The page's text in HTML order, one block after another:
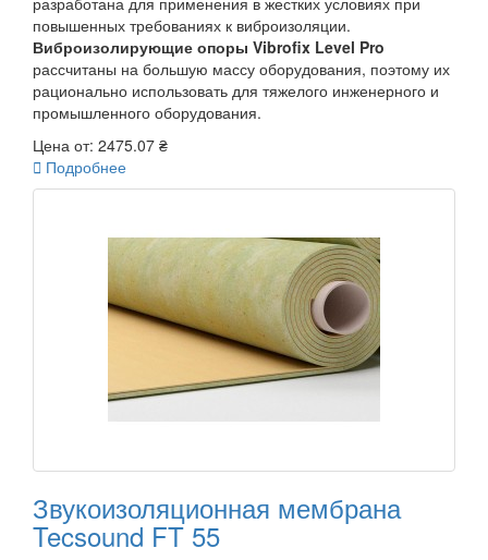
повышенных требованиях к виброизоляции.
Виброизолирующие опоры Vibrofix Level Pro
рассчитаны на большую массу оборудования, поэтому их
рационально использовать для тяжелого инженерного и
промышленного оборудования.
Цена от: 2475.07 ₴
 Подробнее
Звукоизоляционная мембрана
Tecsound FT 55